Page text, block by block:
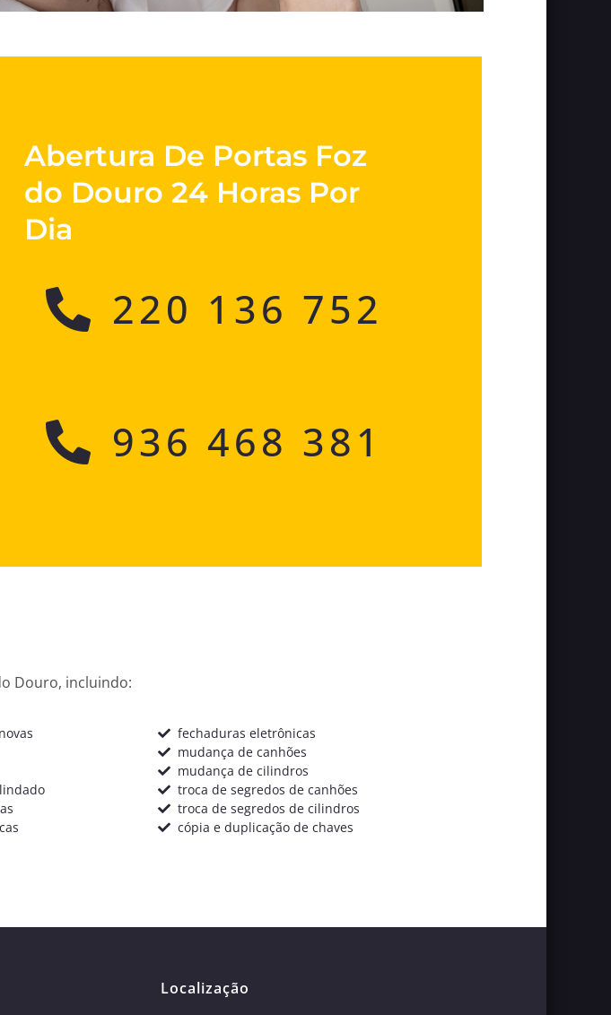
Abertura De Portas Foz
do Douro 24 Horas Por
Dia
220 136 752
936 468 381
Douro, incluindo:
fechaduras eletrônicas
mudança de canhões
mudança de cilindros
troca de segredos de canhões
troca de segredos de cilindros
cópia e duplicação de chaves
Localização